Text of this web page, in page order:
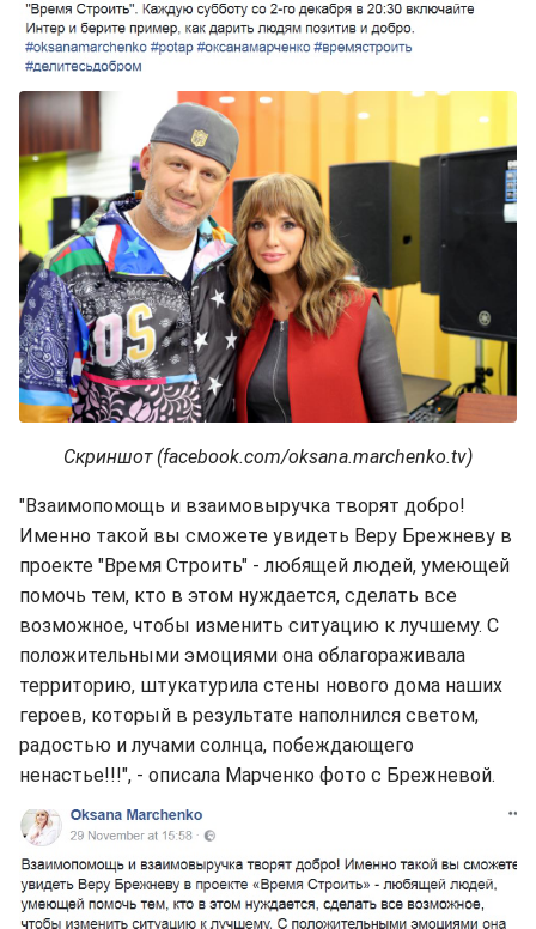
Скриншот (facebook.com/oksana.marchenko.tv)
"Взаимопомощь и взаимовыручка творят добро!
Именно такой вы сможете увидеть Веру Брежневу в
проекте "Время Строить" - любящей людей, умеющей
помочь тем, кто в этом нуждается, сделать все
возможное, чтобы изменить ситуацию к лучшему. С
положительными эмоциями она облагораживала
территорию, штукатурила стены нового дома наших
героев, который в результате наполнился светом,
радостью и лучами солнца, побеждающего
ненастье!!!", - описала Марченко фото с Брежневой.